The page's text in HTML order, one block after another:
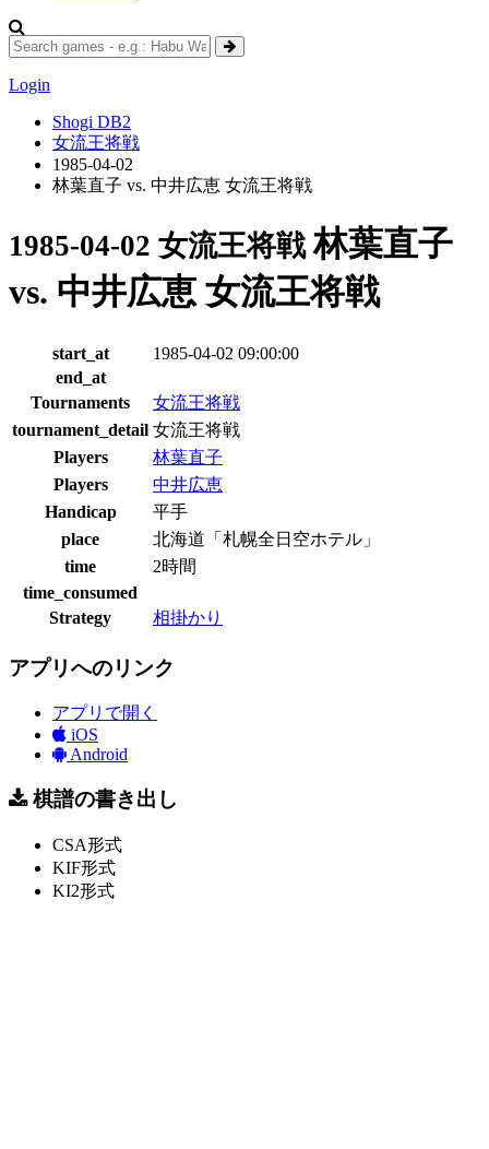
Login
Shogi DB2
女流王将戦
1985-04-02
林葉直子 vs. 中井広恵 女流王将戦
1985-04-02 女流王将戦林葉直子
vs. 中井広恵 女流王将戦
start_at
1985-04-02 09:00:00
end_at
Tournaments
女流王将戦
tournament_detail 女流王将戦
Players
林葉直子
Players
中井広恵
Handicap
平手
place
北海道「札幌全日空ホテル」
time
2時間
time_consumed
Strategy
相掛かり
アプリへのリンク
アプリで開く
iOS
Android
棋譜の書き出し
CSA形式
KIF形式
KI2形式